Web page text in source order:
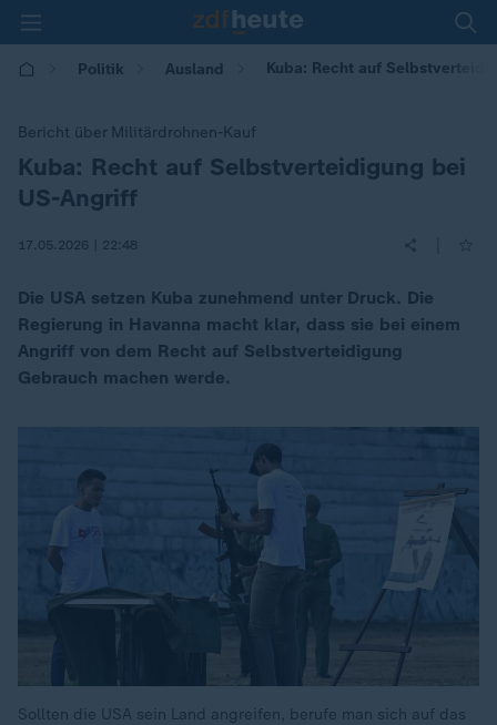
Politik Ausland Kuba: Recht auf
Bericht über Militärdrohnen-Kauf
:Kuba: Recht auf Selbstverteidigung bei
US-Angriff
17.05.2026 | 22:48
Die USA setzen Kuba zunehmend unter Druck. Die
Regierung in Havanna macht klar, dass sie bei einem
Angriff von dem Recht auf Selbstverteidigung
Gebrauch machen werde.
Sollten die USA sein Land angreifen, berufe man sich auf das